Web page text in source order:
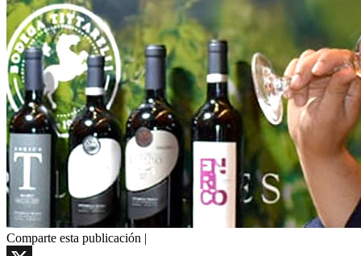
Comparte esta publicación |